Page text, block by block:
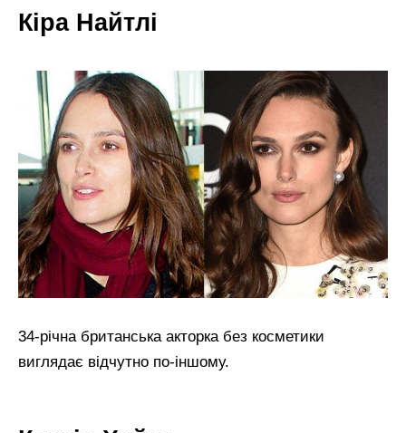
Кіра Найтлі
34-річна британська акторка без косметики
виглядає відчутно по-іншому.